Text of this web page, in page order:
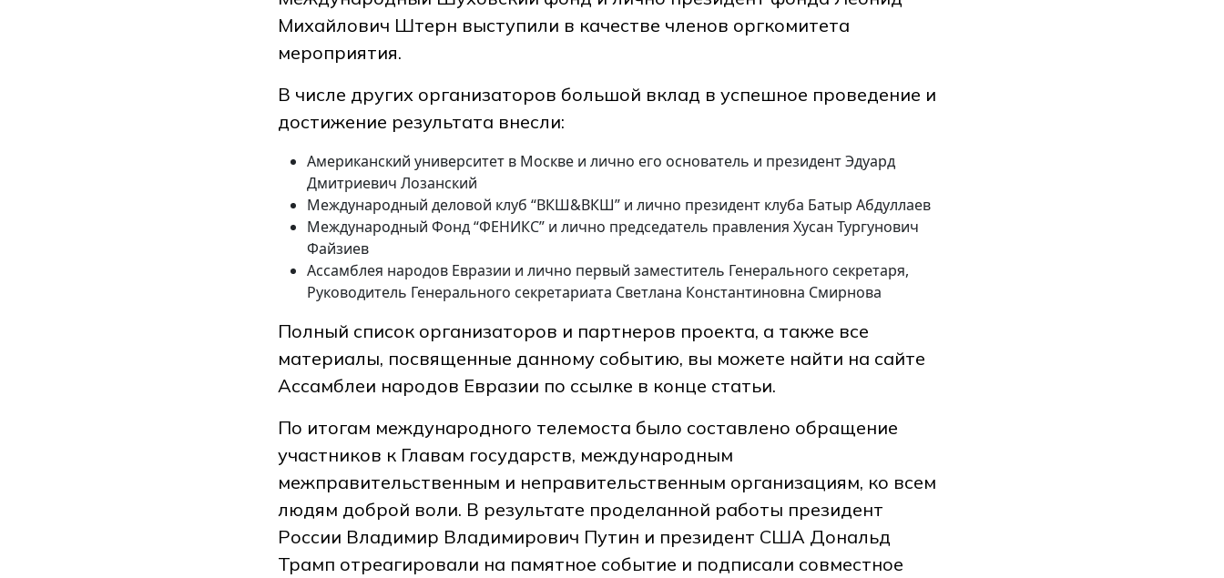
Михайлович Штерн выступили в качестве членов оргкомитета
мероприятия.
В числе других организаторов большой вклад в успешное проведение и
достижение результата внесли:
Американский университет в Москве и лично его основатель и президент Эдуард
Дмитриевич Лозанский
Международный деловой клуб “ВКШ&ВКШ” и лично президент клуба Батыр Абдуллаев
Международный Фонд “ФЕНИКС” и лично председатель правления Хусан Тургунович
Файзиев
Ассамблея народов Евразии и лично первый заместитель Генерального секретаря,
Руководитель Генерального секретариата Светлана Константиновна Смирнова
Полный список организаторов и партнеров проекта, а также все
материалы, посвященные данному событию, вы можете найти на сайте
Ассамблеи народов Евразии по ссылке в конце статьи.
По итогам международного телемоста было составлено обращение
участников к Главам государств, международным
межправительственным и неправительственным организациям, ко всем
людям доброй воли. В результате проделанной работы президент
России Владимир Владимирович Путин и президент США Дональд
Трамп отреагировали на памятное событие и подписали совместное